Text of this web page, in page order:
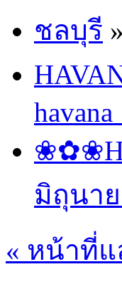
ชลบุรี »
มิถุนาย
« หน้าที่แ